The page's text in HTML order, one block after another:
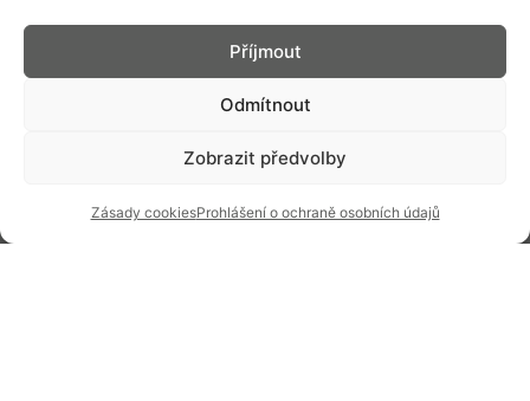
Příjmout
Odmítnout
Zobrazit předvolby
Zásady cookiesProhlášení o ochraně osobních údajů
INZERCE V
HISTORIE A SOUČASNOST
HISTORIE PRIM
DESIGN A VÝROBA
ÚDRŽBA